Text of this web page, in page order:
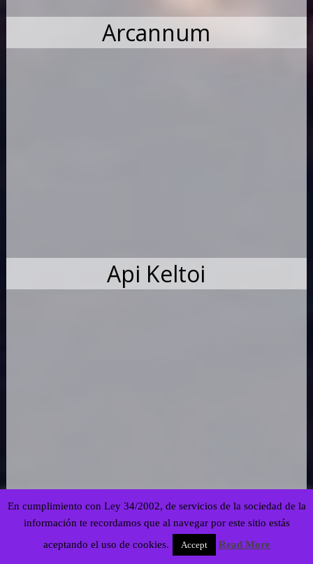
Arcannum
Api Keltoi
Powered by WordPress| themeSG Grid
En cumplimiento con Ley 34/2002, de servicios de la sociedad de la
información te recordamos que al navegar por este sitio estás
aceptando el uso de cookies.
Accept Read More
This site is protected by wp-copyrightpro.com